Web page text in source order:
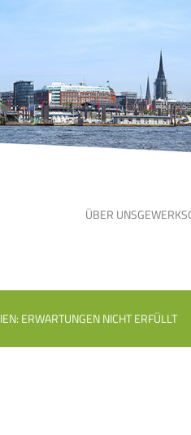
ÜBER UNS
ERWARTUNGEN NICHT ERFÜLLT